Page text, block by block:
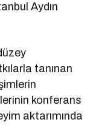
Aydın
tanınan
konferans
aktarımında